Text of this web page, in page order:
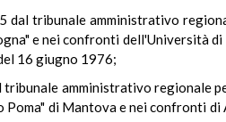
dal tribunale amministrativo
e nei confronti dell'Università
16 giugno 1976;
tribunale amministrativo regionale
di Mantova e nei confronti